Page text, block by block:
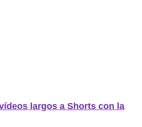
largos a Shorts con la